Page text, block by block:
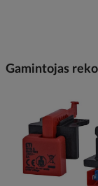
Gamintojas